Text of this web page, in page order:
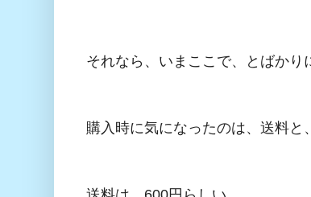
それなら、いまここで、とばかり
購入時に気になったのは、送料と